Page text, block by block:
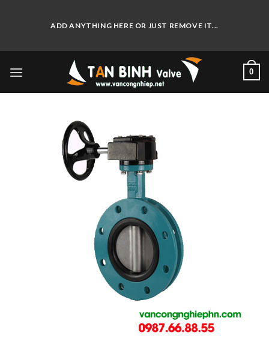
ADD ANYTHING HERE OR JUST REMOVE IT...
0